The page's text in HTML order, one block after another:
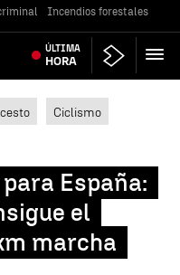
Incendios forestales
ÚLTIMA
HORA
Ciclismo
España:
el
marcha